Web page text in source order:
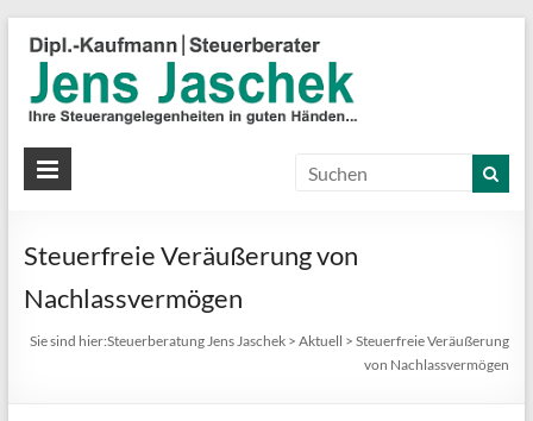
Steuerfreie Veräußerung von
Nachlassvermögen
Sie sind hier:Steuerberatung Jens Jaschek >Aktuell >Steuerfreie Veräußerung
von Nachlassvermögen